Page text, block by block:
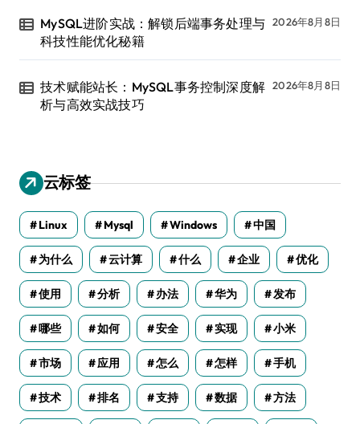
MySQL进阶实战：解锁后端事务处理与
科技性能优化秘籍
2026年8月8日
技术赋能站长：MySQL事务控制深度解
析与高效实战技巧
2026年8月8日
云标签
Linux Mysql Windows 中国
为什么 云计算 什么 企业 优化
使用 分析 办法 华为 发布
哪些 如何 安全 实现 小米
市场 应用 怎么 怎样 手机
技术 排名 支持 数据 方法